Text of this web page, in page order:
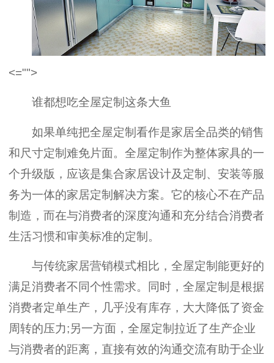
<="">
谁都想吃全屋定制这条大鱼
如果单纯把全屋定制看作是家居全品类的销售
和尺寸定制难免片面。全屋定制作为整体家具的一
个升级版，应该是集合家居设计及定制、安装等服
务为一体的家居定制解决方案。它的核心不在产品
制造，而在与消费者的深度沟通和充分结合消费者
生活习惯和审美标准的定制。
与传统家居营销模式相比，全屋定制能更好的
满足消费者不同个性需求。同时，全屋定制是根据
消费者定单生产，几乎没有库存，大大降低了资金
周转的压力;另一方面，全屋定制拉近了生产企业
与消费者的距离，直接有效的沟通交流有助于企业